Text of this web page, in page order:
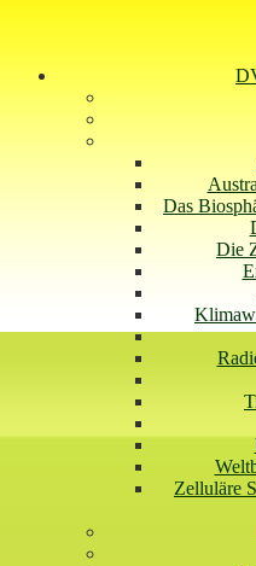
Das
Die
Zelluläre